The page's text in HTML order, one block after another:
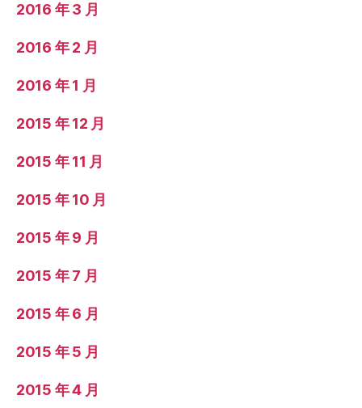
2016 年 3 月
2016 年 2 月
2016 年 1 月
2015 年 12 月
2015 年 11 月
2015 年 10 月
2015 年 9 月
2015 年 7 月
2015 年 6 月
2015 年 5 月
2015 年 4 月